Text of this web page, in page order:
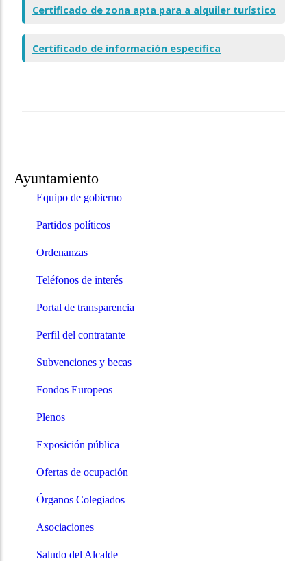
Ayuntamiento
Equipo de gobierno
Partidos políticos
Ordenanzas
Teléfonos de interés
Portal de transparencia
Perfil del contratante
Subvenciones y becas
Fondos Europeos
Plenos
Exposición pública
Ofertas de ocupación
Órganos Colegiados
Asociaciones
Saludo del Alcalde
Certificado de zona apta para a alquiler turístico
Certificado de información especifica